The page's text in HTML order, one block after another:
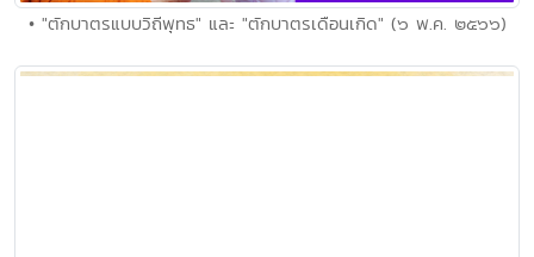
• "ตักบาตรแบบวิถีพุทธ" และ "ตักบาตรเดือนเกิด" (๖ พ.ค. ๒๕๖๖)